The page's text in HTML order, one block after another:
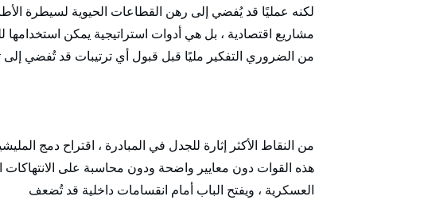
لكنه عمليًا قد يُفضي إلى رهن القطاعات الحيوية لسيطرة
مشاريع اقتصادية ، بل هي أدوات استراتيجية يمكن استخدامها
من الضروري التفكير مليًا قبل قبول أي ترتيبات قد تُفضي إلى
من النقاط الأكثر إثارة للجدل في المبادرة ، اقتراح دمج
هذه القوات دون معايير واضحة ودون محاسبة على
العسكرية ، ويفتح الباب أمام انقسامات داخلية قد تُضعف